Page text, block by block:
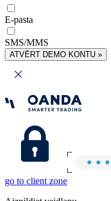
E-pasta
SMS/MMS
ATVĒRT DEMO KONTU »
go to client zone